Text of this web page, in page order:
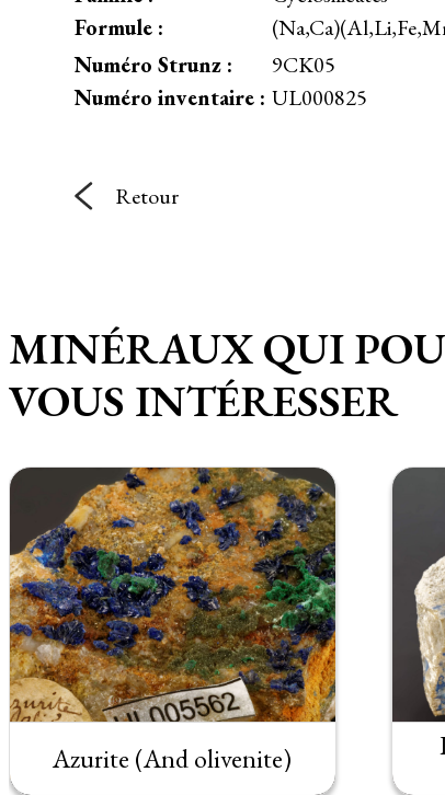
Formule :
Numéro Strunz :
9CK05
Numéro inventaire : UL000825
Retour
MINÉRAUX QUI
VOUS INTÉRESSER
Azurite (And olivenite)